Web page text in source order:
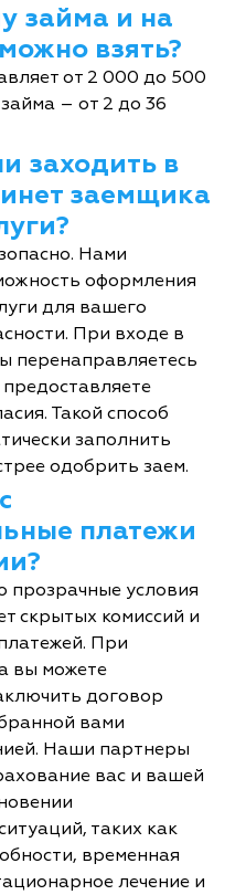
займа и на
взять?
от 2 000 до 500
– от 2 до 36
заходить в
заемщика
Нами
оформления
для вашего
При входе в
перенаправляетесь
предоставляете
Такой способ
заполнить
одобрить заем.
платежи
прозрачные условия
скрытых комиссий и
При
вы можете
договор
вами
Наши партнеры
вас и вашей
таких как
временная
лечение и